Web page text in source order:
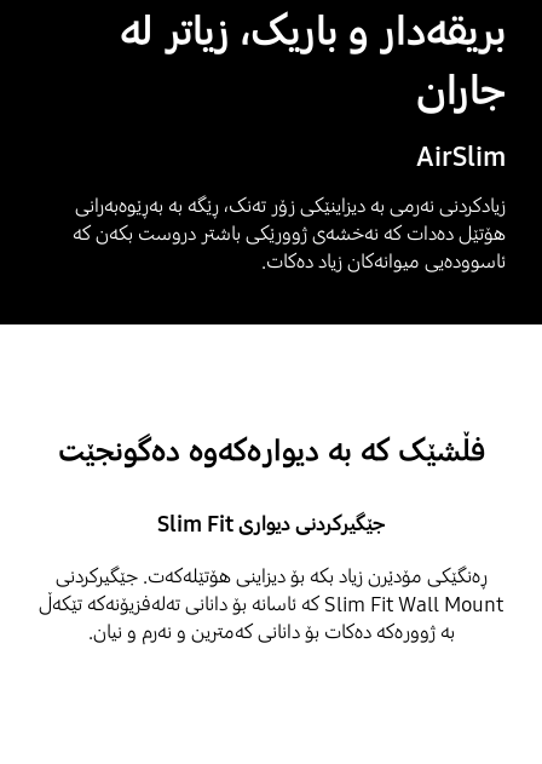
بریقەدار و باریک، زیاتر لە
جاران
AirSlim
زیادکردنی نەرمی بە دیزاینێکی زۆر تەنک، ڕێگە بە بەڕێوەبەرانی
هۆتێل دەدات کە نەخشەی ژوورێکی باشتر دروست بکەن کە
ئاسوودەیی میوانەکان زیاد دەکات.
فڵشێک کە بە دیوارەکەوە دەگونجێت
جێگیرکردنی دیواری Slim Fit
ڕەنگێکی مۆدێرن زیاد بکە بۆ دیزاینی هۆتێلەکەت. جێگیرکردنی
Slim Fit Wall Mount کە ئاسانە بۆ دانانی تەلەفزیۆنەکە تێکەڵ
بە ژوورەکە دەکات بۆ دانانی کەمترین و نەرم و نیان.